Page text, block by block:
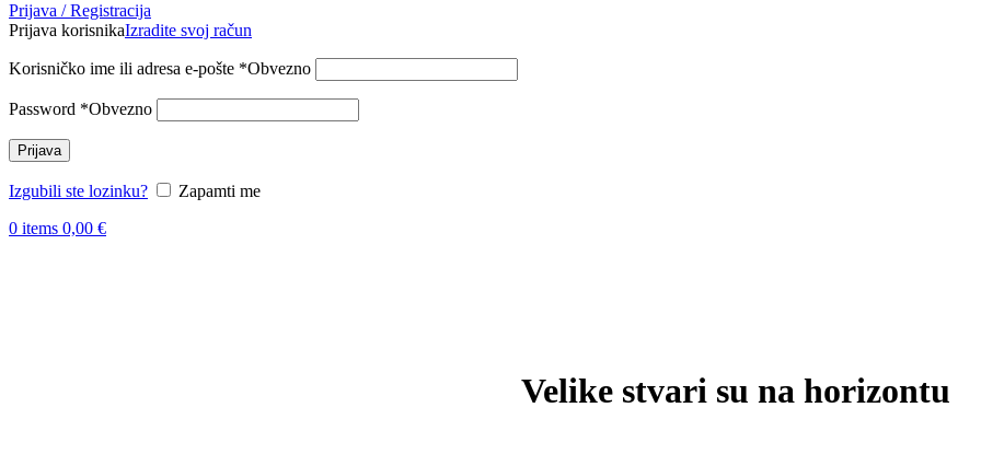
Prijava / Registracija
Prijava korisnikaIzradite svoj račun
Korisničko ime ili adresa e-pošte *Obvezno
Password *Obvezno
Prijava
Izgubili ste lozinku?
Zapamti me
0 items 0,00 €
Velike stvari su na horizontu